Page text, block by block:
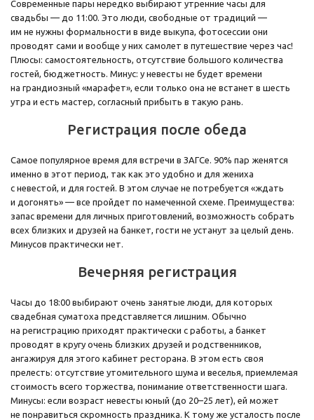
Современные пары нередко выбирают утренние часы для
свадьбы — до 11:00. Это люди, свободные от традиций —
им не нужны формальности в виде выкупа, фотосессии они
проводят сами и вообще у них самолет в путешествие через час!
Плюсы: самостоятельность, отсутствие большого количества
гостей, бюджетность. Минус: у невесты не будет времени
на грандиозный «марафет», если только она не встанет в шесть
утра и есть мастер, согласный прибыть в такую рань.
Регистрация после обеда
Самое популярное время для встречи в ЗАГСе. 90% пар женятся
именно в этот период, так как это удобно и для жениха
с невестой, и для гостей. В этом случае не потребуется «ждать
и догонять» — все пройдет по намеченной схеме. Преимущества:
запас времени для личных приготовлений, возможность собрать
всех близких и друзей на банкет, гости не устанут за целый день.
Минусов практически нет.
Вечерняя регистрация
Часы до 18:00 выбирают очень занятые люди, для которых
свадебная суматоха представляется лишним. Обычно
на регистрацию приходят практически с работы, а банкет
проводят в кругу очень близких друзей и родственников,
ангажируя для этого кабинет ресторана. В этом есть своя
прелесть: отсутствие утомительного шума и веселья, приемлемая
стоимость всего торжества, понимание ответственности шага.
Минусы: если возраст невесты юный (до 20–25 лет), ей может
не понравиться скромность праздника. К тому же усталость после